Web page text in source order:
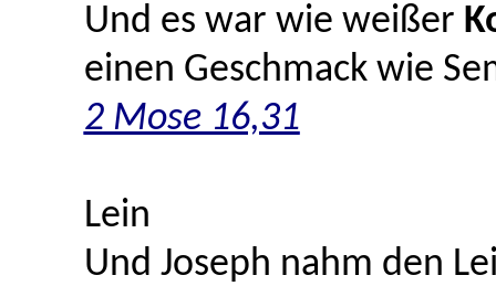
Und es war wie weißer
einen Geschmack wie
2 Mose 16,31
Lein
Und Joseph nahm den